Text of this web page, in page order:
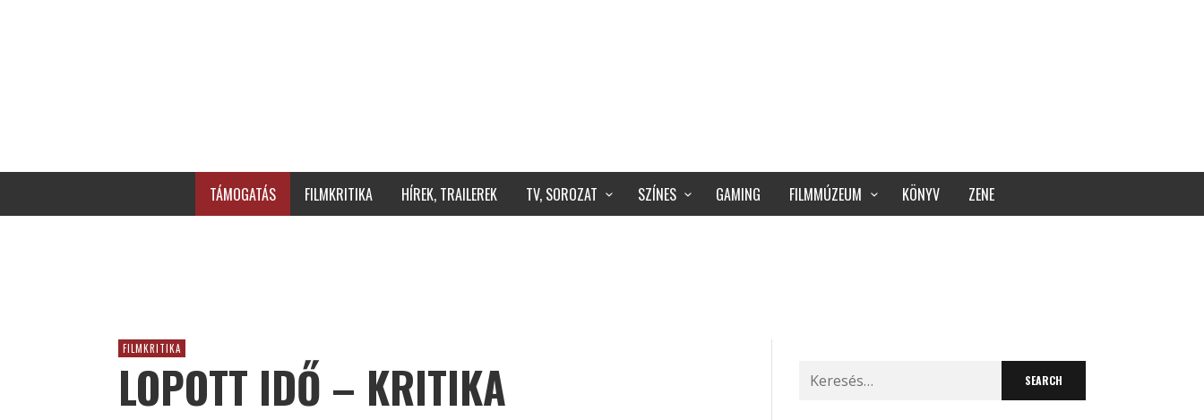
TÁMOGATÁS FILMKRITIKA HÍREK, TRAILEREK TV, SOROZAT SZÍNES GAMING FILMMÚZEUM KÖNYV ZENE
FILMKRITIKA
LOPOTT IDŐ – KRITIKA
Search
for: